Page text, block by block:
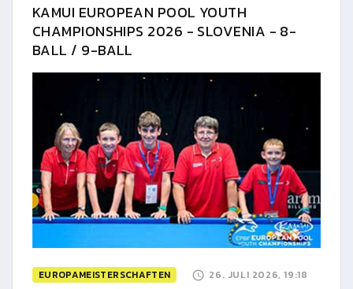
KAMUI EUROPEAN POOL YOUTH
CHAMPIONSHIPS 2026 - SLOVENIA - 8-
BALL / 9-BALL
EUROPAMEISTERSCHAFTEN 26. JULI 2026, 19:18